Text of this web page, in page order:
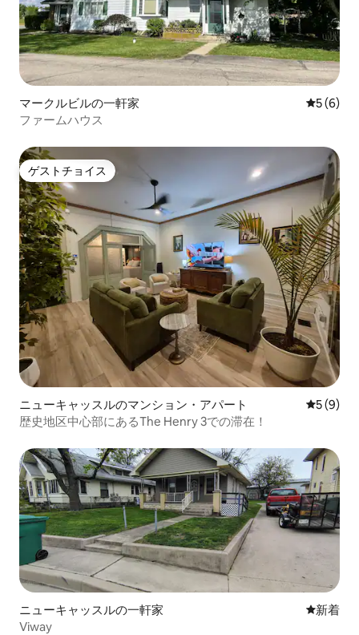
マークルビルの一軒家 レビュー
5 (6)
ファームハウス
ゲストチョイス
ゲストチョイス
ニューキャッスルのマンション・アパート レビュー
5 (9)
歴史地区中心部にあるThe Henry 3での滞在！
ニューキャッスルの一軒家 新しい宿
新着
Viway